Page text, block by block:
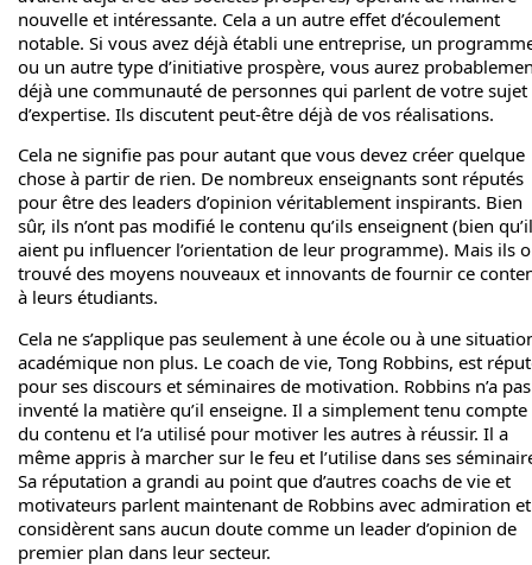
nouvelle et intéressante. Cela a un autre effet d’écoulement
notable. Si vous avez déjà établi une entreprise, un
ou un autre type d’initiative prospère, vous aurez
déjà une communauté de personnes qui parlent de votre sujet
d’expertise. Ils discutent peut-être déjà de vos réalisations.
Cela ne signifie pas pour autant que vous devez créer quelque
chose à partir de rien. De nombreux enseignants sont réputés
pour être des leaders d’opinion véritablement inspirants. Bien
sûr, ils n’ont pas modifié le contenu qu’ils enseignent (bien
aient pu influencer l’orientation de leur programme). Mais ils
trouvé des moyens nouveaux et innovants de fournir ce
à leurs étudiants.
Cela ne s’applique pas seulement à une école ou à une
académique non plus. Le coach de vie, Tong Robbins, est
pour ses discours et séminaires de motivation. Robbins n’a pas
inventé la matière qu’il enseigne. Il a simplement tenu compte
du contenu et l’a utilisé pour motiver les autres à réussir. Il a
même appris à marcher sur le feu et l’utilise dans ses
Sa réputation a grandi au point que d’autres coachs de vie et
motivateurs parlent maintenant de Robbins avec admiration
considèrent sans aucun doute comme un leader d’opinion de
premier plan dans leur secteur.